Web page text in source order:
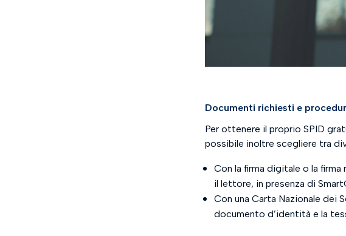
Documenti richiesti e
Per ottenere il proprio SPID
possibile inoltre scegliere tra
Con la firma digitale o la
il lettore, in presenza di
Con una Carta Nazionale dei
documento d’identità e la